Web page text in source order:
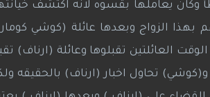
وكان يعاملها بقسوه لانه اكتشف
بهذا الزواج وبعدها عائلة (كوشي
العائلتين تقبلوها وعائلة (ارناف)
تحاول اخبار (ارناف) بالحقيقه